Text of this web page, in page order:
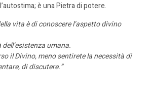
è una Pietra di potere.
vita è di conoscere l’aspetto divino
umana.
il Divino, meno sentirete la necessità di
di discutere.”